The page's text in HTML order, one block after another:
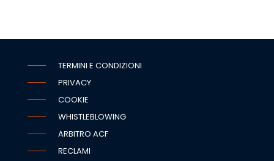
TERMINI E CONDIZIONI
PRIVACY
COOKIE
WHISTLEBLOWING
ARBITRO ACF
RECLAMI